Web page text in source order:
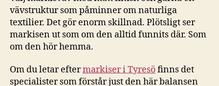
vävstruktur som påminner om naturliga
textilier. Det gör enorm skillnad. Plötsligt ser
markisen ut som om den alltid funnits där. Som
om den hör hemma.
Om du letar eftermarkiser i Tyresöfinns det
specialister som förstår just den här balansen